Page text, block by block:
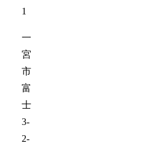
1
一
宮
市
富
士
3-
2-